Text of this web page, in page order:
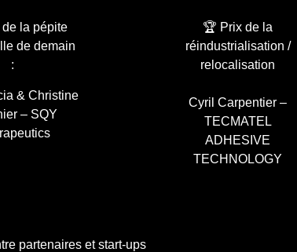
la pépite
de demain
:
& Christine
– SQY
🏆 Prix de la
réindustrialisation /
relocalisation
Cyril Carpentier –
TECMATEL
ADHESIVE
TECHNOLOGY
partenaires et start-ups